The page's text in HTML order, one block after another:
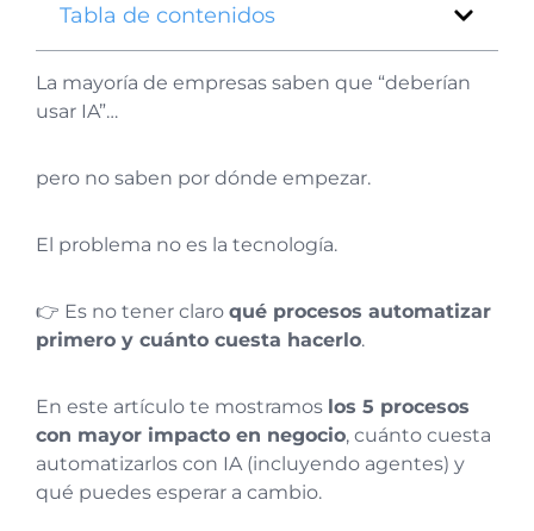
Tabla de contenidos
La mayoría de empresas saben que “deberían
usar IA”…
pero no saben por dónde empezar.
El problema no es la tecnología.
👉 Es no tener claro qué procesos automatizar
primero y cuánto cuesta hacerlo.
En este artículo te mostramos los 5 procesos
con mayor impacto en negocio, cuánto cuesta
automatizarlos con IA (incluyendo agentes) y
qué puedes esperar a cambio.